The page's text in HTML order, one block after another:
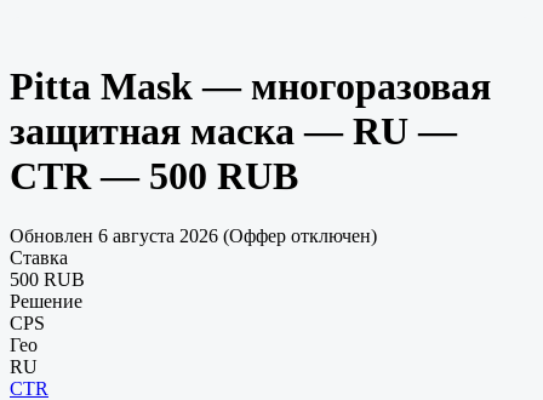
Pitta Mask — многоразовая
защитная маска — RU —
CTR — 500 RUB
Обновлен 6 августа 2026 (Оффер отключен)
Ставка
500 RUB
Решение
CPS
Гео
RU
CTR